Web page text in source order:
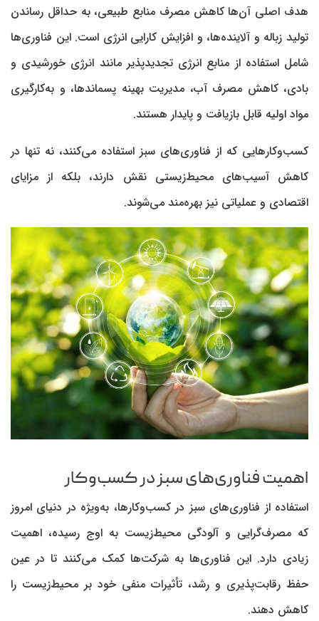
هدف اصلی آن‌ها کاهش مصرف منابع طبیعی، به حداقل رساندن
تولید زباله و آلاینده‌ها، و افزایش کارایی انرژی است. این فناوری‌ها
شامل استفاده از منابع انرژی تجدیدپذیر مانند انرژی خورشیدی و
بادی، کاهش مصرف آب، مدیریت بهینه پسماند‌ها، و به‌کارگیری
مواد اولیه قابل بازیافت و پایدار هستند.
کسب‌وکار‌هایی که از فناوری‌های سبز استفاده می‌کنند، نه تنها در
کاهش آسیب‌های محیط‌زیستی نقش دارند، بلکه از مزایای
اقتصادی و عملیاتی نیز بهره‌مند می‌شوند.
اهمیت فناوری‌های سبز در کسب‌وکار
استفاده از فناوری‌های سبز در کسب‌وکار‌ها، به‌ویژه در دنیای امروز
که مصرف‌گرایی و آلودگی محیط‌زیست به اوج رسیده، اهمیت
زیادی دارد. این فناوری‌ها به شرکت‌ها کمک می‌کنند تا در عین
حفظ رقابت‌پذیری و رشد، تأثیرات منفی خود بر محیط‌زیست را
کاهش دهند.